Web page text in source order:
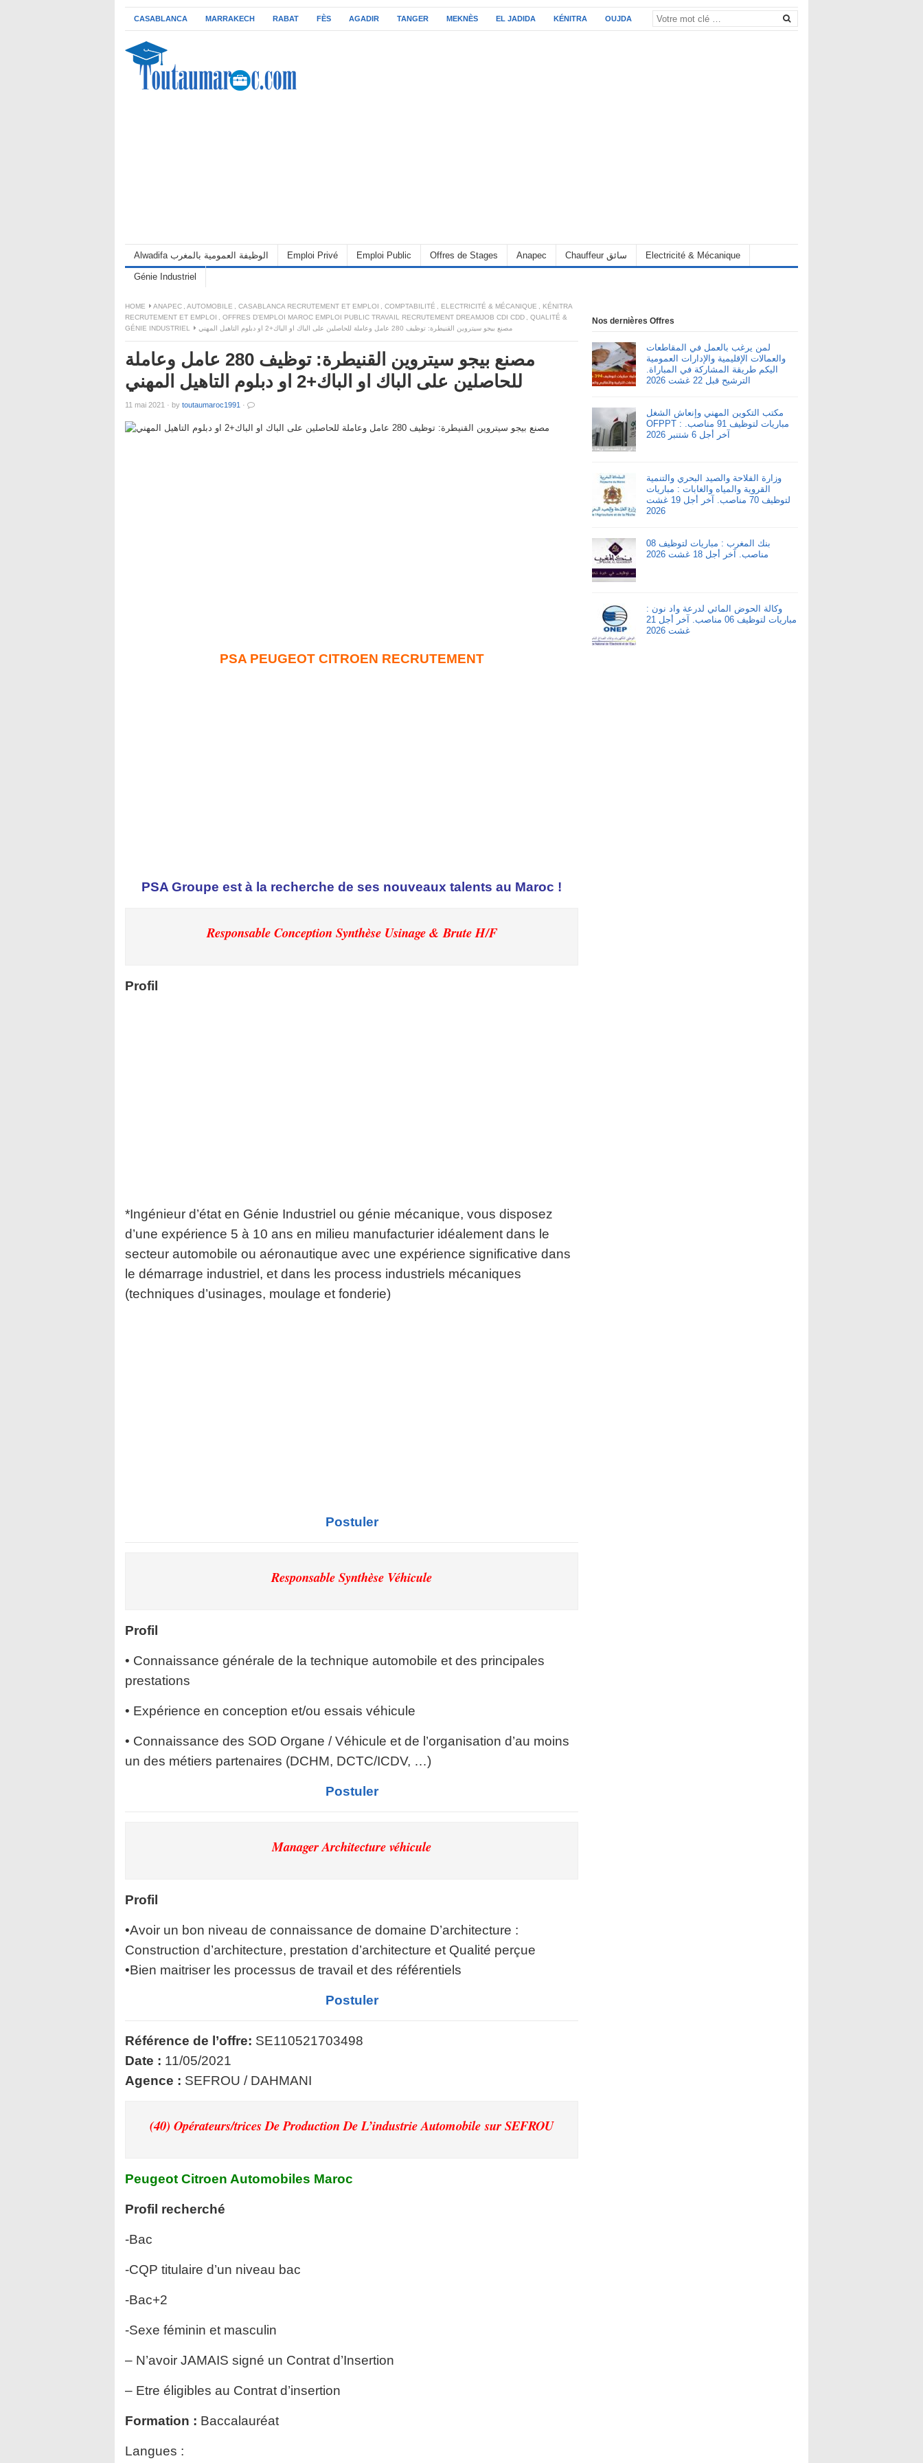
CASABLANCA MARRAKECH RABAT FÈS AGADIR TANGER MEKNÈS EL JADIDA KÉNITRA OUJDA
Alwadifa الوظيفة العمومية بالمغرب Emploi Privé Emploi Public Offres de Stages Anapec Chauffeur سائق Electricité & Mécanique
Génie Industriel
HOME ANAPEC AUTOMOBILE CASABLANCA RECRUTEMENT ET EMPLOI COMPTABILITÉ ELECTRICITÉ & MÉCANIQUE
KÉNITRA
RECRUTEMENT ET EMPLOI
OFFRES D'EMPLOI MAROC EMPLOI PUBLIC TRAVAIL RECRUTEMENT DREAMJOB CDI CDD
QUALITÉ &
GÉNIE INDUSTRIEL
مصنع بيجو سيتروين القنيطرة: توظيف 280 عامل وعاملة للحاصلين على الباك او الباك+2 او دبلوم التاهيل المهني
مصنع بيجو سيتروين القنيطرة: توظيف 280 عامل وعاملة
للحاصلين على الباك او الباك+2 او دبلوم التاهيل المهني
11 mai 2021 · by toutaumaroc1991 ·
PSA PEUGEOT CITROEN RECRUTEMENT
PSA Groupe est à la recherche de ses nouveaux talents au Maroc !
Responsable Conception Synthèse Usinage & Brute H/F
Profil
*Ingénieur d’état en Génie Industriel ou génie mécanique, vous disposez
d’une expérience 5 à 10 ans en milieu manufacturier idéalement dans le
secteur automobile ou aéronautique avec une expérience significative dans
le démarrage industriel, et dans les process industriels mécaniques
(techniques d’usinages, moulage et fonderie)
Postuler
Responsable Synthèse Véhicule
Profil
• Connaissance générale de la technique automobile et des principales
prestations
• Expérience en conception et/ou essais véhicule
• Connaissance des SOD Organe / Véhicule et de l’organisation d’au moins
un des métiers partenaires (DCHM, DCTC/ICDV, …)
Postuler
Manager Architecture véhicule
Profil
•Avoir un bon niveau de connaissance de domaine D’architecture :
Construction d’architecture, prestation d’architecture et Qualité perçue
•Bien maitriser les processus de travail et des référentiels
Postuler
Référence de l’offre: SE110521703498
Date : 11/05/2021
Agence : SEFROU / DAHMANI
(40) Opérateurs/trices De Production De L’industrie Automobilesur SEFROU
Peugeot Citroen Automobiles Maroc
Profil recherché
-Bac
-CQP titulaire d’un niveau bac
-Bac+2
-Sexe féminin et masculin
– N’avoir JAMAIS signé un Contrat d’Insertion
– Etre éligibles au Contrat d’insertion
Formation : Baccalauréat
Langues :
Nos dernières Offres
لمن يرغب بالعمل في المقاطعات
والعمالات الإقليمية والإدارات العمومية
اليكم طريقة المشاركة في المباراة.
الترشيح قبل 22 غشت 2026
مكتب التكوين المهني وإنعاش الشغل
OFPPT : مباريات لتوظيف 91 مناصب.
آخر أجل 6 شتنبر 2026
وزارة الفلاحة والصيد البحري والتنمية
القروية والمياه والغابات : مباريات
لتوظيف 70 مناصب. آخر أجل 19 غشت
2026
بنك المغرب : مباريات لتوظيف 08
مناصب. آخر أجل 18 غشت 2026
وكالة الحوض المائي لدرعة واد نون :
مباريات لتوظيف 06 مناصب. آخر أجل 21
غشت 2026